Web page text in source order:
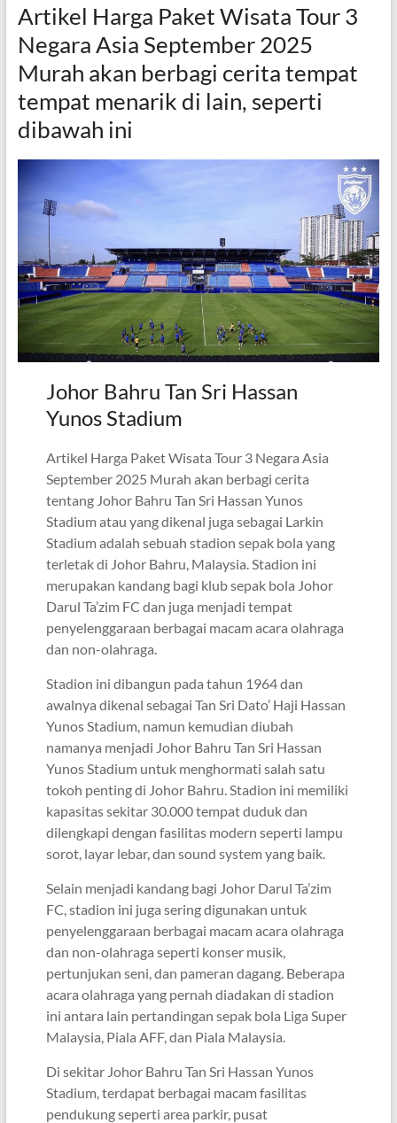
Artikel Harga Paket Wisata Tour 3
Negara Asia September 2025
Murah akan berbagi cerita tempat
tempat menarik di lain, seperti
dibawah ini
Johor Bahru Tan Sri Hassan
Yunos Stadium
Artikel Harga Paket Wisata Tour 3 Negara Asia
September 2025 Murah akan berbagi cerita
tentang Johor Bahru Tan Sri Hassan Yunos
Stadium atau yang dikenal juga sebagai Larkin
Stadium adalah sebuah stadion sepak bola yang
terletak di Johor Bahru, Malaysia. Stadion ini
merupakan kandang bagi klub sepak bola Johor
Darul Ta’zim FC dan juga menjadi tempat
penyelenggaraan berbagai macam acara olahraga
dan non-olahraga.
Stadion ini dibangun pada tahun 1964 dan
awalnya dikenal sebagai Tan Sri Dato’ Haji Hassan
Yunos Stadium, namun kemudian diubah
namanya menjadi Johor Bahru Tan Sri Hassan
Yunos Stadium untuk menghormati salah satu
tokoh penting di Johor Bahru. Stadion ini memiliki
kapasitas sekitar 30.000 tempat duduk dan
dilengkapi dengan fasilitas modern seperti lampu
sorot, layar lebar, dan sound system yang baik.
Selain menjadi kandang bagi Johor Darul Ta’zim
FC, stadion ini juga sering digunakan untuk
penyelenggaraan berbagai macam acara olahraga
dan non-olahraga seperti konser musik,
pertunjukan seni, dan pameran dagang. Beberapa
acara olahraga yang pernah diadakan di stadion
ini antara lain pertandingan sepak bola Liga Super
Malaysia, Piala AFF, dan Piala Malaysia.
Di sekitar Johor Bahru Tan Sri Hassan Yunos
Stadium, terdapat berbagai macam fasilitas
pendukung seperti area parkir, pusat